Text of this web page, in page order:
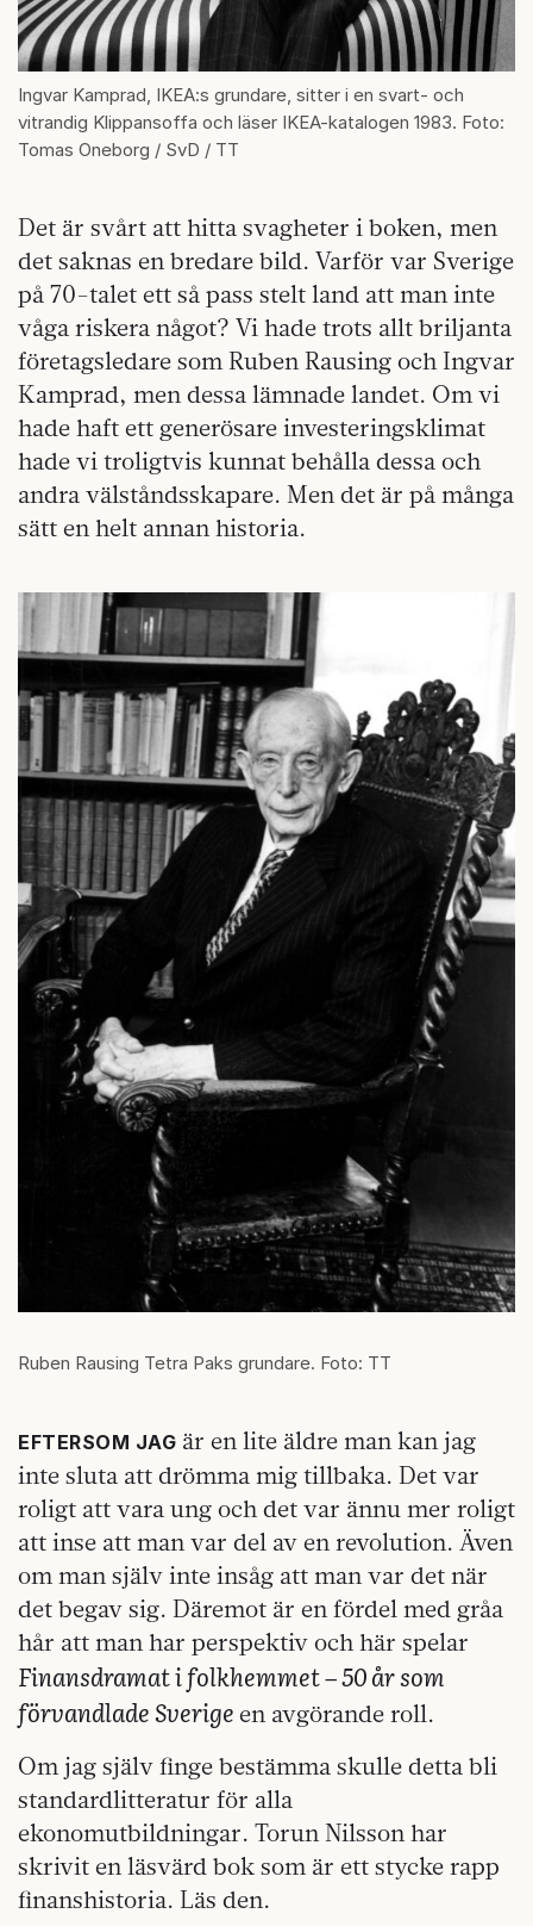
Ingvar Kamprad, IKEA:s grundare, sitter i en svart- och
vitrandig Klippansoffa och läser IKEA-katalogen 1983. Foto:
Tomas Oneborg / SvD / TT
Det är svårt att hitta svagheter i boken, men
det saknas en bredare bild. Varför var Sverige
på 70-talet ett så pass stelt land att man inte
våga riskera något? Vi hade trots allt briljanta
företagsledare som Ruben Rausing och Ingvar
Kamprad, men dessa lämnade landet. Om vi
hade haft ett generösare investeringsklimat
hade vi troligtvis kunnat behålla dessa och
andra välståndsskapare. Men det är på många
sätt en helt annan historia.
Ruben Rausing Tetra Paks grundare. Foto: TT
EFTERSOM JAG är en lite äldre man kan jag
inte sluta att drömma mig tillbaka. Det var
roligt att vara ung och det var ännu mer roligt
att inse att man var del av en revolution. Även
om man själv inte insåg att man var det när
det begav sig. Däremot är en fördel med gråa
hår att man har perspektiv och här spelar
Finansdramat i folkhemmet – 50 år som
förvandlade Sverige en avgörande roll.
Om jag själv finge bestämma skulle detta bli
standardlitteratur för alla
ekonomutbildningar. Torun Nilsson har
skrivit en läsvärd bok som är ett stycke rapp
finanshistoria. Läs den.